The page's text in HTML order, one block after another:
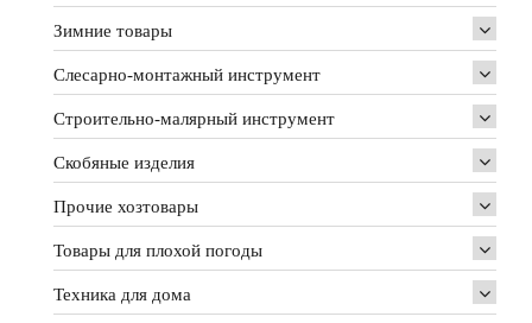
Зимние товары
Слесарно-монтажный инструмент
Строительно-малярный инструмент
Скобяные изделия
Прочие хозтовары
Товары для плохой погоды
Техника для дома